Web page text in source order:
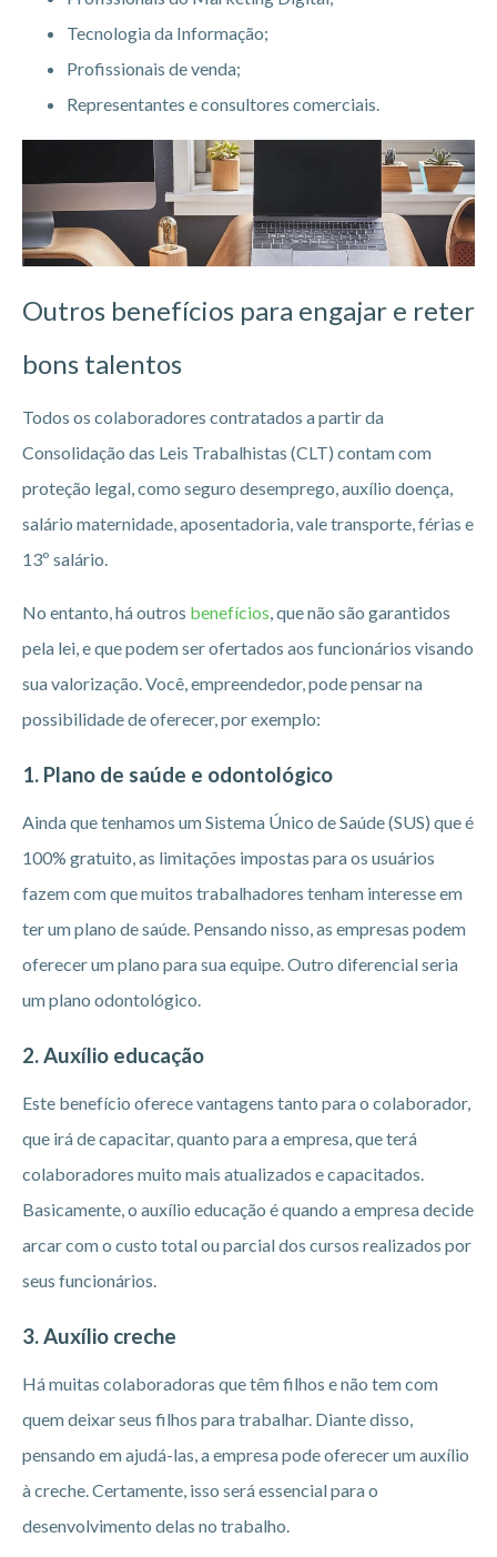
Tecnologia da Informação;
Profissionais de venda;
Representantes e consultores comerciais.
Outros benefícios para engajar e reter
bons talentos
Todos os colaboradores contratados a partir da
Consolidação das Leis Trabalhistas (CLT) contam com
proteção legal, como seguro desemprego, auxílio doença,
salário maternidade, aposentadoria, vale transporte, férias e
13º salário.
No entanto, há outros benefícios , que não são garantidos
pela lei, e que podem ser ofertados aos funcionários visando
sua valorização. Você, empreendedor, pode pensar na
possibilidade de oferecer, por exemplo:
1. Plano de saúde e odontológico
Ainda que tenhamos um Sistema Único de Saúde (SUS) que é
100% gratuito, as limitações impostas para os usuários
fazem com que muitos trabalhadores tenham interesse em
ter um plano de saúde. Pensando nisso, as empresas podem
oferecer um plano para sua equipe. Outro diferencial seria
um plano odontológico.
2. Auxílio educação
Este benefício oferece vantagens tanto para o colaborador,
que irá de capacitar, quanto para a empresa, que terá
colaboradores muito mais atualizados e capacitados.
Basicamente, o auxílio educação é quando a empresa decide
arcar com o custo total ou parcial dos cursos realizados por
seus funcionários.
3. Auxílio creche
Há muitas colaboradoras que têm filhos e não tem com
quem deixar seus filhos para trabalhar. Diante disso,
pensando em ajudá-las, a empresa pode oferecer um auxílio
à creche. Certamente, isso será essencial para o
desenvolvimento delas no trabalho.